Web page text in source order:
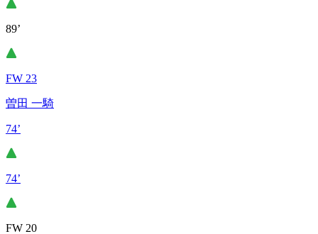
89’
FW 23
曽田 一騎
74’
74’
FW 20